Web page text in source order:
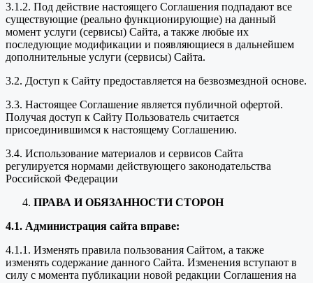
3.1.2. Под действие настоящего Соглашения подпадают все
существующие (реально функционирующие) на данный
момент услуги (сервисы) Сайта, а также любые их
последующие модификации и появляющиеся в дальнейшем
дополнительные услуги (сервисы) Сайта.
3.2. Доступ к Сайту предоставляется на безвозмездной основе.
3.3. Настоящее Соглашение является публичной офертой.
Получая доступ к Сайту Пользователь считается
присоединившимся к настоящему Соглашению.
3.4. Использование материалов и сервисов Сайта
регулируется нормами действующего законодательства
Российской Федерации
ПРАВА И ОБЯЗАННОСТИ СТОРОН
4.1. Администрация сайта вправе:
4.1.1. Изменять правила пользования Сайтом, а также
изменять содержание данного Сайта. Изменения вступают в
силу с момента публикации новой редакции Соглашения на